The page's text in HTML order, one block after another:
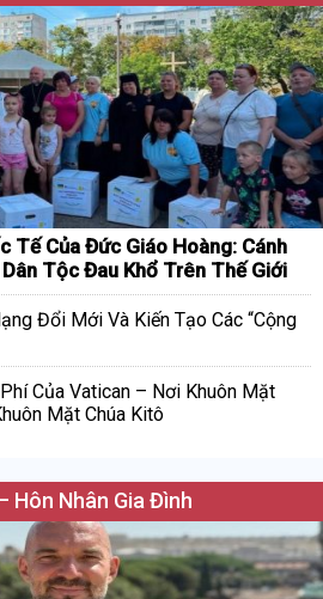
Tế Của Đức Giáo Hoàng: Cánh
Tộc Đau Khổ Trên Thế Giới
Đổi Mới Và Kiến Tạo Các “Cộng
Của Vatican – Nơi Khuôn Mặt
Mặt Chúa Kitô
Hôn Nhân Gia Đình